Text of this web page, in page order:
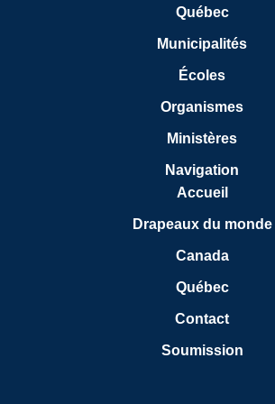
Québec
Municipalités
Écoles
Organismes
Ministères
Navigation
Accueil
Drapeaux du monde
Canada
Québec
Contact
Soumission